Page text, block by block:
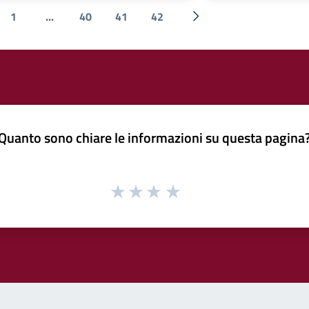
1 ... 40 41 42
Successiva »
sono chiare le informazioni su questa